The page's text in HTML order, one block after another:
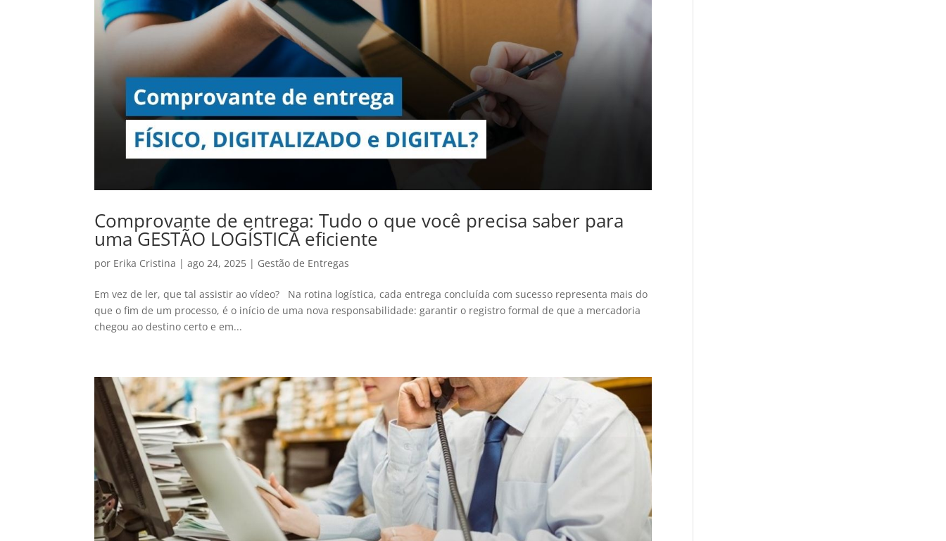
Comprovante de entrega: Tudo o que você precisa saber para
uma GESTÃO LOGÍSTICA eficiente
por Erika Cristina |ago 24, 2025 | Gestão de Entregas
Em vez de ler, que tal assistir ao vídeo? Na rotina logística, cada entrega concluída com sucesso representa mais do
que o fim de um processo, é o início de uma nova responsabilidade: garantir o registro formal de que a mercadoria
chegou ao destino certo e em...